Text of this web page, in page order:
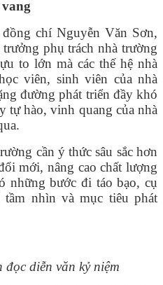
chí Nguyễn Văn Sơn,
phụ trách nhà trường
to lớn mà các thế hệ nhà
viên, sinh viên của nhà
đường phát triển đầy khó
tự hào, vinh quang của nhà
cần ý thức sâu sắc hơn
mới, nâng cao chất lượng
những bước đi táo bạo, cụ
nhìn và mục tiêu phát
đọc diễn văn kỷ niệm